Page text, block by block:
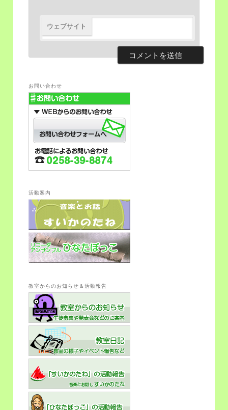
ウェブサイト
お問い合わせ
活動案内
教室からのお知らせ＆活動報告